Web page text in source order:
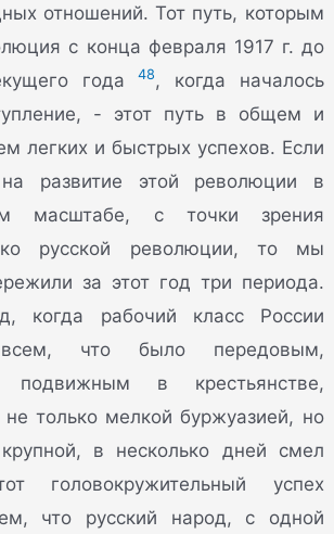
отношений. Тот путь, которым
с конца февраля 1917 г. до
года48 , когда началось
- этот путь в общем и
легких и быстрых успехов. Если
развитие этой революции в
масштабе, с точки зрения
русской революции, то мы
за этот год три периода.
когда рабочий класс России
что было передовым,
подвижным в крестьянстве,
только мелкой буржуазией, но
в несколько дней смел
головокружительный успех
что русский народ, с одной